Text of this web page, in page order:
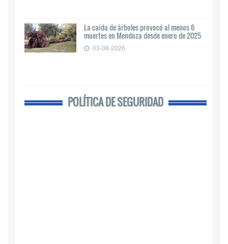
La caída de árboles provocó al menos 6
muertes en Mendoza desde enero de 2025
03-08-2026
POLÍTICA DE SEGURIDAD